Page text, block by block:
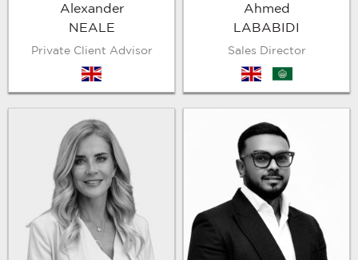
Alexander
NEALE
Private Client Advisor
en
Ahmed
LABABIDI
Sales Director
en arb